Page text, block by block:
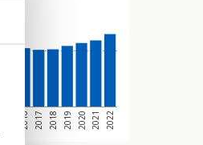
2016 2017 2018 2019 2020 2021 2022